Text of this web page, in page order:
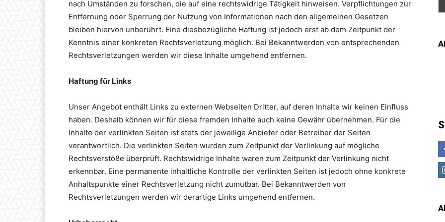
nach Umständen zu forschen, die auf eine rechtswidrige Tätigkeit hinweisen. Verpflichtungen zur
Entfernung oder Sperrung der Nutzung von Informationen nach den allgemeinen Gesetzen
bleiben hiervon unberührt. Eine diesbezügliche Haftung ist jedoch erst ab dem Zeitpunkt der
Kenntnis einer konkreten Rechtsverletzung möglich. Bei Bekanntwerden von entsprechenden
Rechtsverletzungen werden wir diese Inhalte umgehend entfernen.
Haftung für Links
Unser Angebot enthält Links zu externen Webseiten Dritter, auf deren Inhalte wir keinen Einfluss
haben. Deshalb können wir für diese fremden Inhalte auch keine Gewähr übernehmen. Für die
Inhalte der verlinkten Seiten ist stets der jeweilige Anbieter oder Betreiber der Seiten
verantwortlich. Die verlinkten Seiten wurden zum Zeitpunkt der Verlinkung auf mögliche
Rechtsverstöße überprüft. Rechtswidrige Inhalte waren zum Zeitpunkt der Verlinkung nicht
erkennbar. Eine permanente inhaltliche Kontrolle der verlinkten Seiten ist jedoch ohne konkrete
Anhaltspunkte einer Rechtsverletzung nicht zumutbar. Bei Bekanntwerden von
Rechtsverletzungen werden wir derartige Links umgehend entfernen.